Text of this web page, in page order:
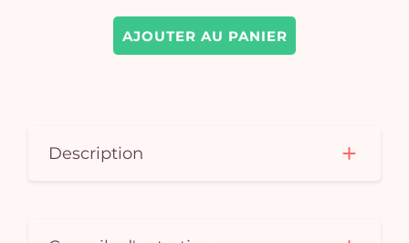
AJOUTER AU PANIER
Description